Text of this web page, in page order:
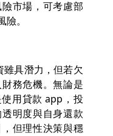
市場，可考慮部
。
雖具潛力，但若欠
務危機。無論是
用貸款 app，投
明度與自身還款
但理性決策與穩